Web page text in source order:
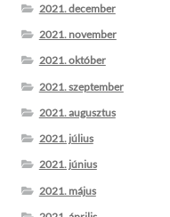
2021. december
2021. november
2021. október
2021. szeptember
2021. augusztus
2021. július
2021. június
2021. május